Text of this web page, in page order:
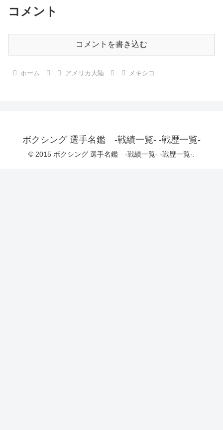
コメント
コメントを書き込む
ホーム アメリカ大陸 メキシコ
ボクシング 選手名鑑 -戦績一覧- -戦歴一覧-
© 2015 ボクシング 選手名鑑 -戦績一覧- -戦歴一覧-.